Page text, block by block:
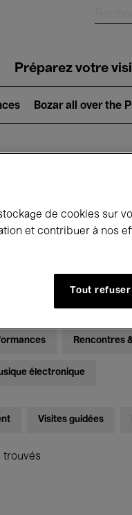
Préparez votre
Bozar all over the
à
Rencontres
électronique
Visites guidées
trouvés
de cookies sur
et contribuer à nos
Tout refuser